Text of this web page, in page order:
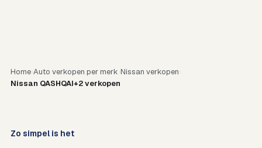
Home Auto verkopen per merk Nissan verkopen
Nissan QASHQAI+2 verkopen
Zo simpel is het